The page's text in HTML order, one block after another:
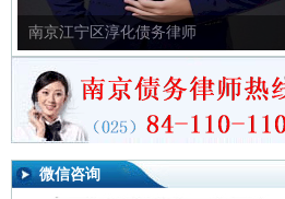
南京江宁区淳化债权债务律师
微信咨询